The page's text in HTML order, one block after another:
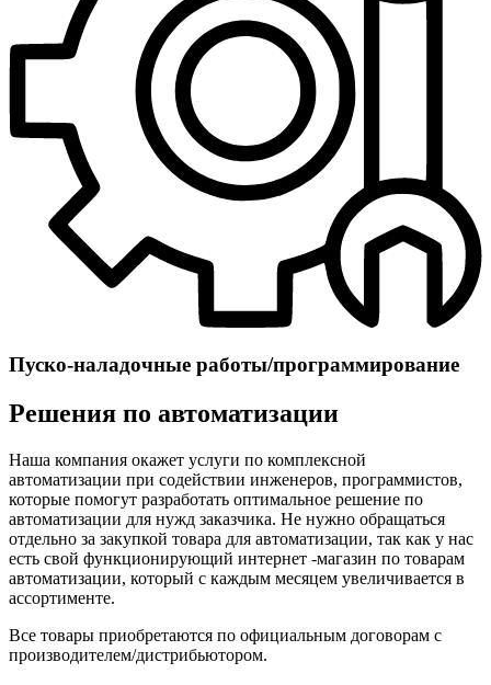
Пуско-наладочные работы/программирование
Решения по автоматизации
Наша компания окажет услуги по комплексной
автоматизации при содействии инженеров, программистов,
которые помогут разработать оптимальное решение по
автоматизации для нужд заказчика. Не нужно обращаться
отдельно за закупкой товара для автоматизации, так как у нас
есть свой функционирующий интернет -магазин по товарам
автоматизации, который с каждым месяцем увеличивается в
ассортименте.
Все товары приобретаются по официальным договорам с
производителем/дистрибьютoром.